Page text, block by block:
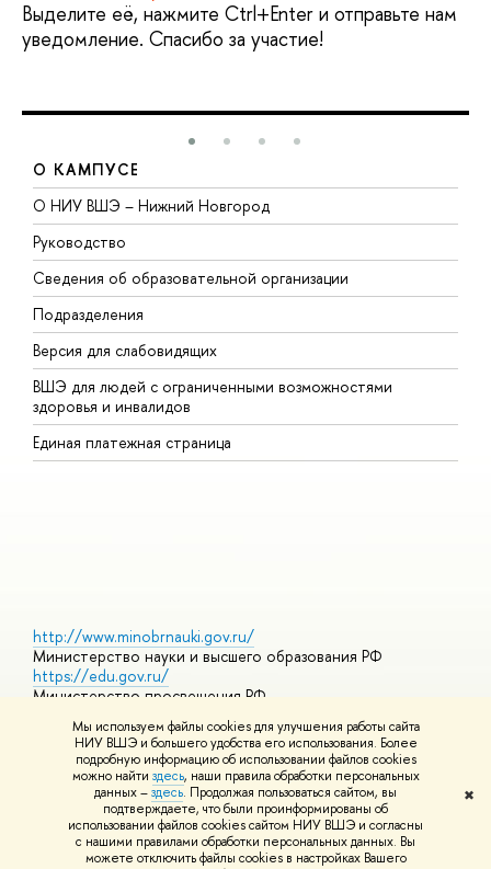
Мы используем файлы cookies для улучшения работы сайта
НИУ ВШЭ и большего удобства его использования. Более
подробную информацию об использовании файлов cookies
можно найти здесь, наши правила обработки персональных
данных –здесь. Продолжая пользоваться сайтом, вы
подтверждаете, что были проинформированы об
использовании файлов cookies сайтом НИУ ВШЭ и согласны
с нашими правилами обработки персональных данных. Вы
можете отключить файлы cookies в настройках Вашего
✖
Выделите её, нажмите Ctrl+Enter и отправьте нам
уведомление. Спасибо за участие!
О КАМПУСЕ
О НИУ ВШЭ – Нижний Новгород
Руководство
Сведения об образовательной организации
Подразделения
Версия для слабовидящих
ВШЭ для людей с ограниченными возможностями
здоровья и инвалидов
Единая платежная страница
http://www.minobrnauki.gov.ru/
Министерство науки и высшего образования РФ
https://edu.gov.ru/
Министерство просвещения РФ
https://elearning.hse.ru/mooc
Массовые открытые онлайн-курсы
© НИУ ВШЭ 1993–2026 Адреса и контактыУсловия
использования материалов Политика конфиденциальности
Шрифты HSE Sans и HSE Slab разработаны вШколе дизайна НИУ